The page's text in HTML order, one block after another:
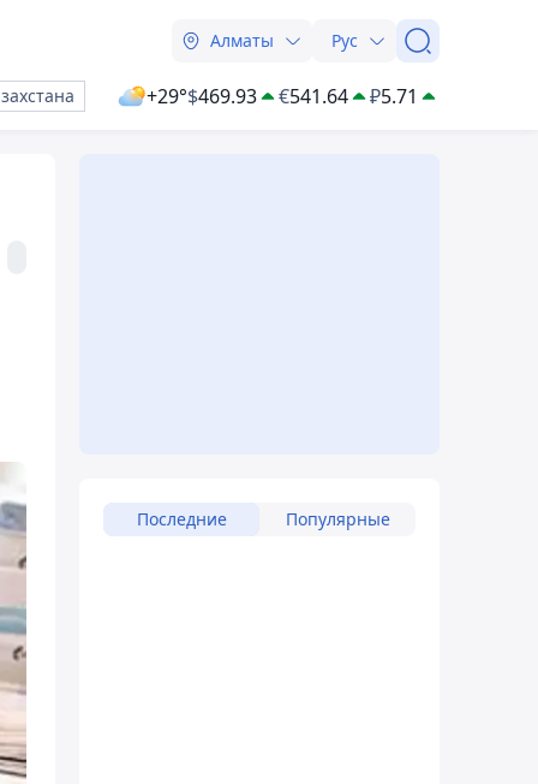
Алматы Рус
+29°$469.93 €541.64 ₽5.71
Последние Популярные